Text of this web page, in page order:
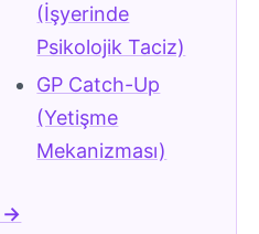
(İşyerinde
Psikolojik Taciz)
GP Catch-Up
(Yetişme
Mekanizması)
→